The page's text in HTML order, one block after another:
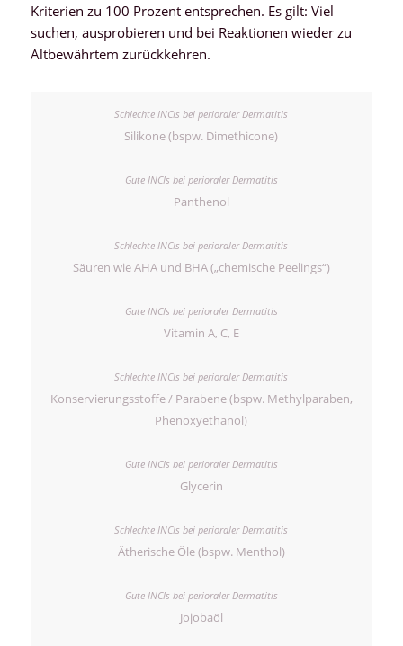
Kriterien zu 100 Prozent entsprechen. Es gilt: Viel
suchen, ausprobieren und bei Reaktionen wieder zu
Altbewährtem zurückkehren.
Silikone (bspw. Dimethicone)
Panthenol
Säuren wie AHA und BHA („chemische Peelings“)
Vitamin A, C, E
Konservierungsstoffe / Parabene (bspw. Methylparaben,
Phenoxyethanol)
Glycerin
Ätherische Öle (bspw. Menthol)
Jojobaöl